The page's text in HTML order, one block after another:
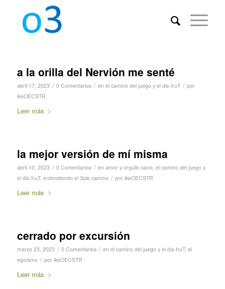
a la orilla del Nervión me senté
abril 17, 2023 / 0 Comentarios / en el camino del juego y el dis-fruT / por
ikeOECSTR
Leer más
la mejor versión de mí misma
abril 10, 2023 / 0 Comentarios / en amor y orgullo sano, el camino del juego y
el dis-fruT, entendiendo el 3ple camino / por ikeOECSTR
Leer más
cerrado por excursión
marzo 23, 2023 / 0 Comentarios / en el camino del juego y el dis-fruT, el
egoísmo / por ikeOECSTR
Leer más